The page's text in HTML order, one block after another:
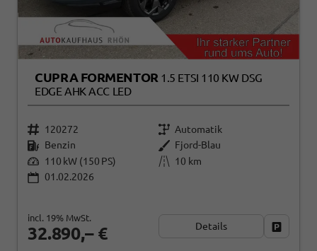
CUPRA FORMENTOR 1.5 ETSI 110 KW DSG
EDGE AHK ACC LED
120272
Automatik
Benzin
Fjord-Blau
110 kW (150 PS)
10 km
01.02.2026
32.890,– €
incl. 19% MwSt.
Details